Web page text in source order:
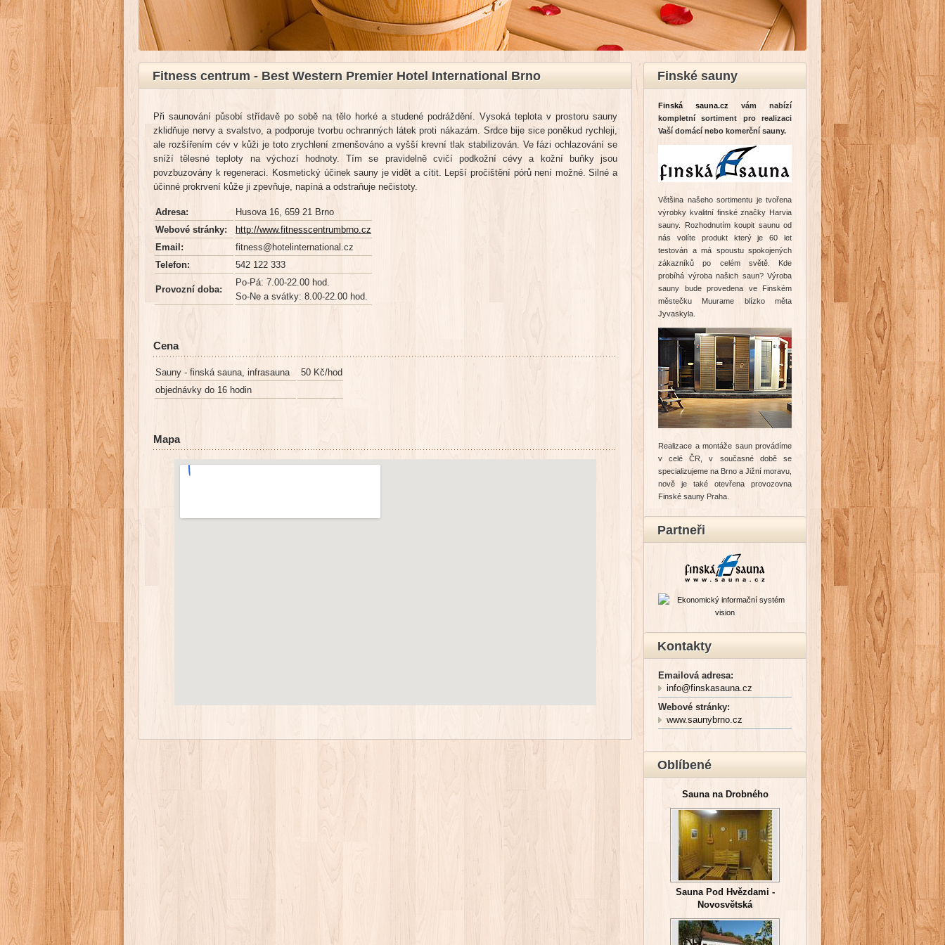
Fitness centrum - Best Western Premier Hotel International Brno
Při saunování působí střídavě po sobě na tělo horké a studené podráždění. Vysoká teplota v prostoru sauny
zklidňuje nervy a svalstvo, a podporuje tvorbu ochranných látek proti nákazám. Srdce bije sice poněkud rychleji,
ale rozšířením cév v kůži je toto zrychlení zmenšováno a vyšší krevní tlak stabilizován. Ve fázi ochlazování se
sníží tělesné teploty na výchozí hodnoty. Tím se pravidelně cvičí podkožní cévy a kožní buňky jsou
povzbuzovány k regeneraci. Kosmetický účinek sauny je vidět a cítit. Lepší pročištění pórů není možné. Silné a
účinné prokrvení kůže ji zpevňuje, napíná a odstraňuje nečistoty.
Adresa:
Husova 16, 659 21 Brno
Webové stránky:
http://www.fitnesscentrumbrno.cz
Email:
fitness@hotelinternational.cz
Telefon:
542 122 333
Provozní doba:
Po-Pá: 7.00-22.00 hod.
So-Ne a svátky: 8.00-22.00 hod.
Cena
Sauny - finská sauna, infrasauna
50 Kč/hod
objednávky do 16 hodin
Mapa
Finské sauny
Finská sauna.cz vám nabízí
kompletní sortiment pro realizaci
Vaší domácí nebo komerční sauny.
Většina našeho sortimentu je tvořena
výrobky kvalitní finské značky Harvia
sauny. Rozhodnutím koupit saunu od
nás volíte produkt který je 60 let
testován a má spoustu spokojených
zákazníků po celém světě. Kde
probíhá výroba našich saun? Výroba
sauny bude provedena ve Finském
městečku Muurame blízko měta
Jyvaskyla.
Realizace a montáže saun provádíme
v celé ČR, v současné době se
specializujeme na Brno a Jižní moravu,
nově je také otevřena provozovna
Finské sauny Praha.
Partneři
Kontakty
Emailová adresa:
info@finskasauna.cz
Webové stránky:
www.saunybrno.cz
Oblíbené
Sauna na Drobného
Sauna Pod Hvězdami -
Novosvětská